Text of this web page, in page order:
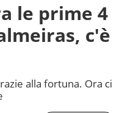
le prime 4
c'è
alla fortuna. Ora ci